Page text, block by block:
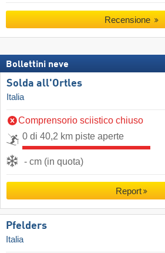
Recensione
Bollettini neve
Solda all'Ortles
Italia
Comprensorio sciistico chiuso
0 di 40,2 km piste aperte
- cm (in quota)
Report
Pfelders
Italia